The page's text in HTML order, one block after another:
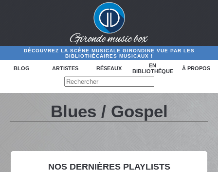
DÉCOUVREZ LA SCÈNE MUSICALE GIRONDINE VUE PAR LES
BIBLIOTHÉCAIRES MUSICAUX !
BLOG ARTISTES RÉSEAUX
EN
BIBLIOTHÈQUE
À PROPOS
NOS DERNIÈRES PLAYLISTS
Blues / Gospel